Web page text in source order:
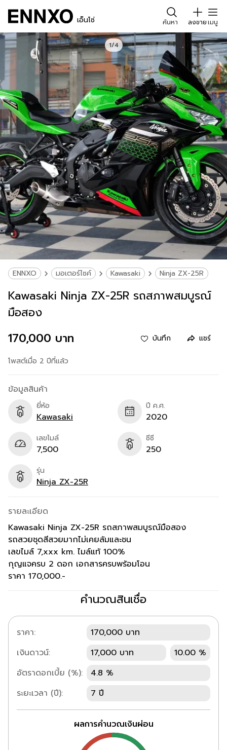
เอ็นโซ่ ค้นหา ลงขายเมนู
1/4
ENNXO มอเตอร์ไซค์ Kawasaki Ninja ZX-25R
Kawasaki Ninja ZX-25R รถสภาพสมบูรณ์
มือสอง
170,000 บาท
บันทึก แชร์
โพสต์เมื่อ 2 ปีที่แล้ว
รายละเอียด
Kawasaki Ninja ZX-25R รถสภาพสมบูรณ์มือสอง
รถสวยชุดสีสวยมากไม่เคยล้มและชน
เลขไมล์ 7,xxx km. ไมล์แท้ 100%
กุญแจครบ 2 ดอก เอกสารครบพร้อมโอน
ราคา 170,000.-
ข้อมูลสินค้า
ยี่ห้อ
Kawasaki
ปี ค.ศ.
2020
เลขไมล์
7,500
ซีซี
250
รุ่น
Ninja ZX-25R
คำนวณสินเชื่อ
ราคา:
170,000 บาท
เงินดาวน์:
17,000 บาท
10.00 %
อัตราดอกเบี้ย (%):
4.8 %
ระยะเวลา (ปี):
7 ปี
ผลการคำนวณเงินผ่อน